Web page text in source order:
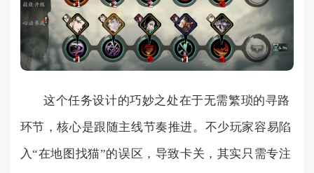
这个任务设计的巧妙之处在于无需繁琐的寻路
环节，核心是跟随主线节奏推进。不少玩家容易陷
入“在地图找猫”的误区，导致卡关，其实只需专注